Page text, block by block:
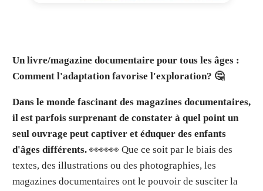
Un livre/magazine documentaire pour tous les âges :
Comment l'adaptation favorise l'exploration? 🤔
Dans le monde fascinant des magazines documentaires,
il est parfois surprenant de constater à quel point un
seul ouvrage peut captiver et éduquer des enfants
d'âges différents.👀👀👀 Que ce soit par le biais des
textes, des illustrations ou des photographies, les
magazines documentaires ont le pouvoir de susciter la